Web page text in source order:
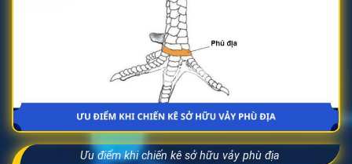
Ưu điểm khi chiến kê sở hữu vảy phù địa